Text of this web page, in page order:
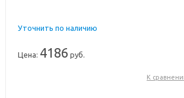
Уточнить по наличию
Цена: 4186 руб.
К